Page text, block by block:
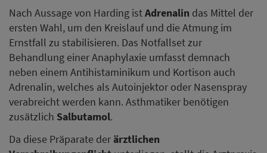
Nach Aussage von Harding istAdrenalin das Mittel der
ersten Wahl, um den Kreislauf und die Atmung im
Ernstfall zu stabilisieren. Das Notfallset zur
Behandlung einer Anaphylaxie umfasst demnach
neben einem Antihistaminikum und Kortison auch
Adrenalin, welches als Autoinjektor oder Nasenspray
verabreicht werden kann. Asthmatiker benötigen
zusätzlich Salbutamol.
Da diese Präparate der ärztlichen